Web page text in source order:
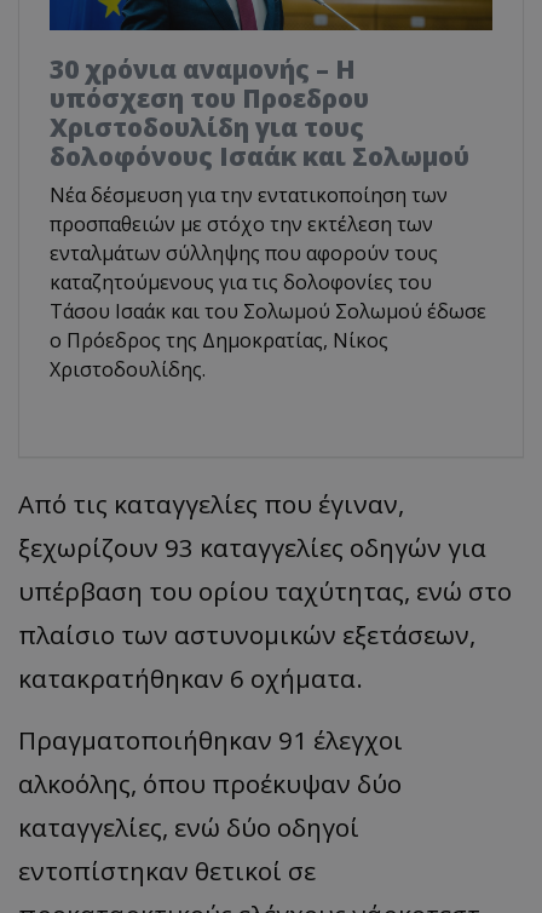
30 χρόνια αναμονής – Η
υπόσχεση του Προεδρου
Χριστοδουλίδη για τους
δολοφόνους Ισαάκ και Σολωμού
Νέα δέσμευση για την εντατικοποίηση των
προσπαθειών με στόχο την εκτέλεση των
ενταλμάτων σύλληψης που αφορούν τους
καταζητούμενους για τις δολοφονίες του
Τάσου Ισαάκ και του Σολωμού Σολωμού έδωσε
ο Πρόεδρος της Δημοκρατίας, Νίκος
Χριστοδουλίδης.
Από τις καταγγελίες που έγιναν,
ξεχωρίζουν 93 καταγγελίες οδηγών για
υπέρβαση του ορίου ταχύτητας, ενώ στο
πλαίσιο των αστυνομικών εξετάσεων,
κατακρατήθηκαν 6 οχήματα.
Πραγματοποιήθηκαν 91 έλεγχοι
αλκοόλης, όπου προέκυψαν δύο
καταγγελίες, ενώ δύο οδηγοί
εντοπίστηκαν θετικοί σε